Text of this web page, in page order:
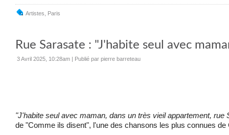
Artistes Paris
Rue Sarasate : "J'habite seul avec
3 Avril 2025, 10:28am Publié par pierre barreteau
"J'habite seul avec maman, dans un très vieil appartement, rue
de "Comme ils disent", l'une des chansons les plus connues de